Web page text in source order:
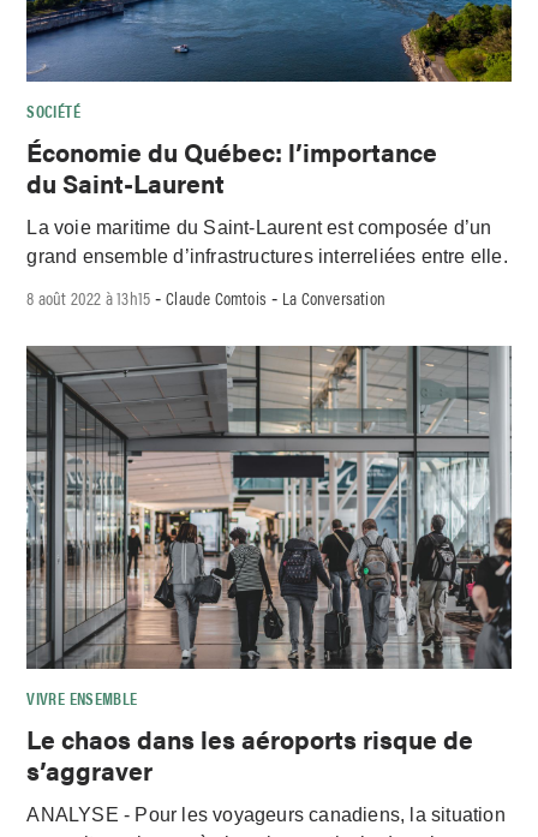
SOCIÉTÉ
Économie du Québec: l’importance
du Saint-Laurent
La voie maritime du Saint-Laurent est composée d’un
grand ensemble d’infrastructures interreliées entre elle.
8 août 2022 à 13h15 -Claude Comtois - La Conversation
VIVRE ENSEMBLE
Le chaos dans les aéroports risque de
s’aggraver
ANALYSE - Pour les voyageurs canadiens, la situation